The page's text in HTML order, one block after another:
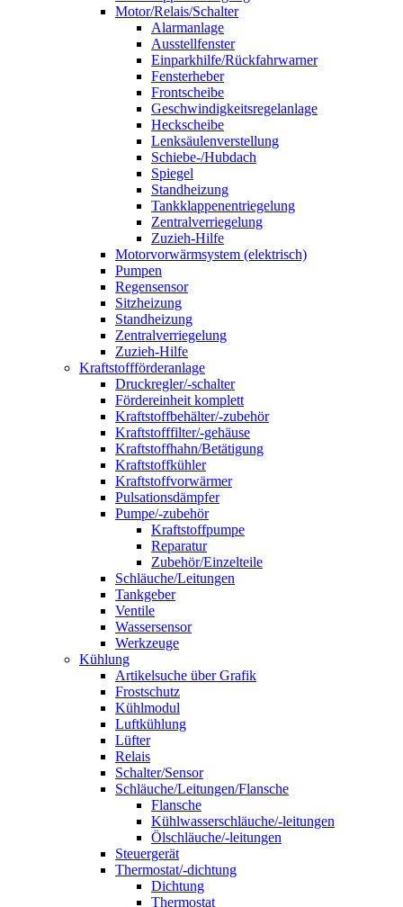
Motor/Relais/Schalter
Alarmanlage
Ausstellfenster
Einparkhilfe/Rückfahrwarner
Fensterheber
Frontscheibe
Geschwindigkeitsregelanlage
Heckscheibe
Lenksäulenverstellung
Schiebe-/Hubdach
Spiegel
Standheizung
Tankklappenentriegelung
Zentralverriegelung
Zuzieh-Hilfe
Motorvorwärmsystem (elektrisch)
Pumpen
Regensensor
Sitzheizung
Standheizung
Zentralverriegelung
Zuzieh-Hilfe
Kraftstoffförderanlage
Druckregler/-schalter
Fördereinheit komplett
Kraftstoffbehälter/-zubehör
Kraftstofffilter/-gehäuse
Kraftstoffhahn/Betätigung
Kraftstoffkühler
Kraftstoffvorwärmer
Pulsationsdämpfer
Pumpe/-zubehör
Kraftstoffpumpe
Reparatur
Zubehör/Einzelteile
Schläuche/Leitungen
Tankgeber
Ventile
Wassersensor
Werkzeuge
Kühlung
Artikelsuche über Grafik
Frostschutz
Kühlmodul
Luftkühlung
Lüfter
Relais
Schalter/Sensor
Schläuche/Leitungen/Flansche
Flansche
Kühlwasserschläuche/-leitungen
Ölschläuche/-leitungen
Steuergerät
Thermostat/-dichtung
Dichtung
Thermostat